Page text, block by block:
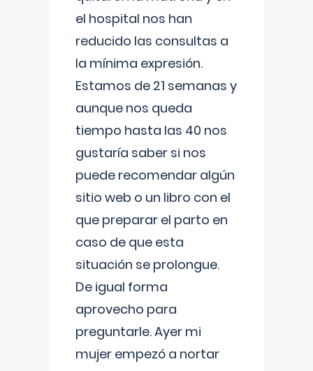
el hospital nos han
reducido las consultas a
la mínima expresión.
Estamos de 21 semanas y
aunque nos queda
tiempo hasta las 40 nos
gustaría saber si nos
puede recomendar algún
sitio web o un libro con el
que preparar el parto en
caso de que esta
situación se prolongue.
De igual forma
aprovecho para
preguntarle. Ayer mi
mujer empezó a nortar